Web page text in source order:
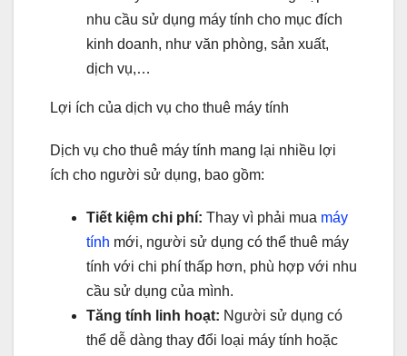
nhu cầu sử dụng máy tính cho mục đích
kinh doanh, như văn phòng, sản xuất,
dịch vụ,…
Lợi ích của dịch vụ cho thuê máy tính
Dịch vụ cho thuê máy tính mang lại nhiều lợi
ích cho người sử dụng, bao gồm:
Tiết kiệm chi phí: Thay vì phải mua máy
tính mới, người sử dụng có thể thuê máy
tính với chi phí thấp hơn, phù hợp với nhu
cầu sử dụng của mình.
Tăng tính linh hoạt: Người sử dụng có
thể dễ dàng thay đổi loại máy tính hoặc